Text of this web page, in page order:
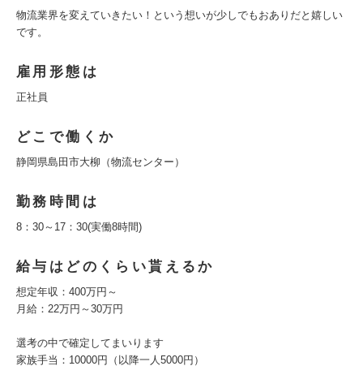
物流業界を変えていきたい！という想いが少しでもおありだと嬉しい
です。
雇用形態は
正社員
どこで働くか
静岡県島田市大柳（物流センター）
勤務時間は
8：30～17：30(実働8時間)
給与はどのくらい貰えるか
想定年収：400万円～
月給：22万円～30万円
選考の中で確定してまいります
家族手当：10000円（以降一人5000円）